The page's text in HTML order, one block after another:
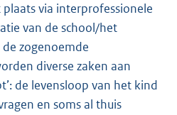
via interprofessionele
van de school/het
zogenoemde
diverse zaken aan
de levensloop van het kind
en soms al thuis